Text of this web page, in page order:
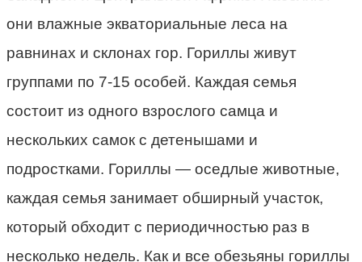
они влажные экваториальные леса на
равнинах и склонах гор. Гориллы живут
группами по 7-15 особей. Каждая семья
состоит из одного взрослого самца и
нескольких самок с детенышами и
подростками. Гориллы — оседлые животные,
каждая семья занимает обширный участок,
который обходит с периодичностью раз в
несколько недель. Как и все обезьяны гориллы